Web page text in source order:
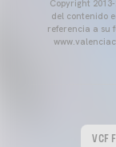
Copyright
del contenido
referencia a su
VCF